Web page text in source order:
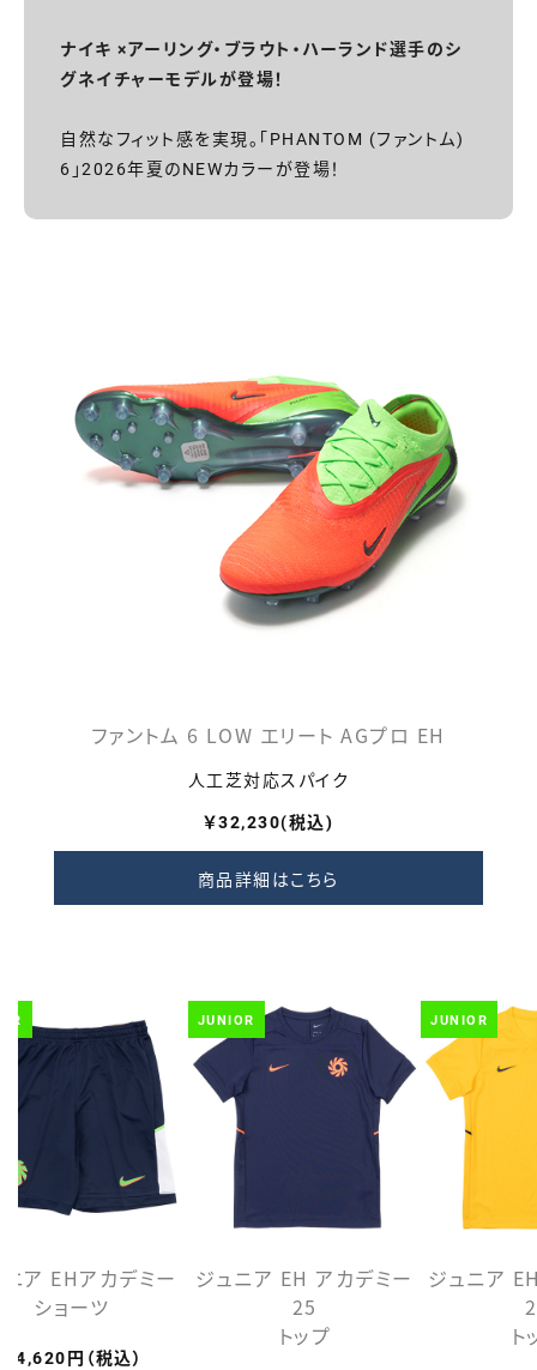
ナイキ ×アーリング・ブラウト・ハーランド選手のシ
グネイチャーモデルが登場！
自然なフィット感を実現。「PHANTOM (ファントム)
6」2026年夏のNEWカラーが登場！
ファントム 6 LOW エリート AGプロ EH
人工芝対応スパイク
￥32,230(税込)
商品詳細はこちら
ア EHアカデミー
ショーツ
￥4,620円（税込）
ジュニア EH アカデミー
25
トップ
JUNIOR
ジュニア
ト
JUNIOR